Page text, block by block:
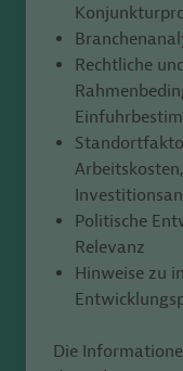
Rechtliche
Politische
Relevanz
Hinweise zu
Die